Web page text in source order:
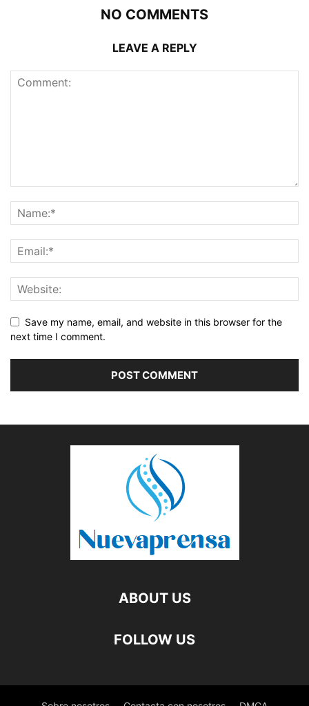
NO COMMENTS
LEAVE A REPLY
Save my name, email, and website in this browser for the
next time I comment.
ABOUT US
FOLLOW US